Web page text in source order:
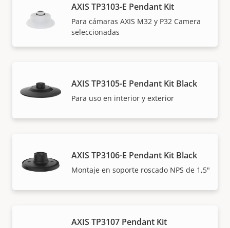
AXIS TP3103-E Pendant Kit
Para cámaras AXIS M32 y P32 Camera
seleccionadas
AXIS TP3105-E Pendant Kit Black
Para uso en interior y exterior
AXIS TP3106-E Pendant Kit Black
Montaje en soporte roscado NPS de 1,5"
AXIS TP3107 Pendant Kit